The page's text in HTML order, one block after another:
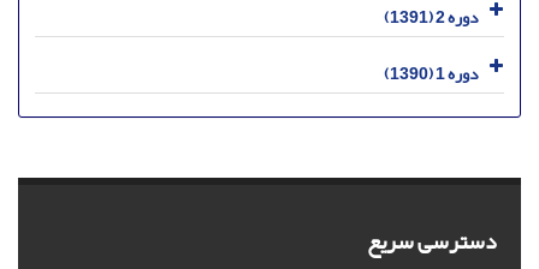
دوره 2 (1391)
دوره 1 (1390)
دسترسی سریع